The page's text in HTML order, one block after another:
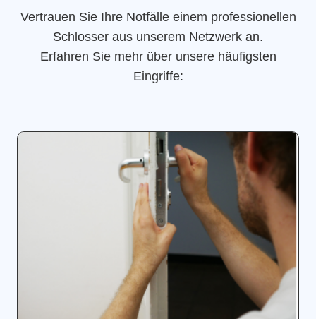
Vertrauen Sie Ihre Notfälle einem professionellen
Schlosser aus unserem Netzwerk an.
Erfahren Sie mehr über unsere häufigsten
Eingriffe: